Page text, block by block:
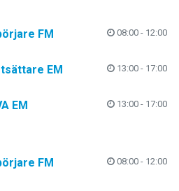
FM
08:00 - 12:00
EM
13:00 - 17:00
EM
13:00 - 17:00
FM
08:00 - 12:00